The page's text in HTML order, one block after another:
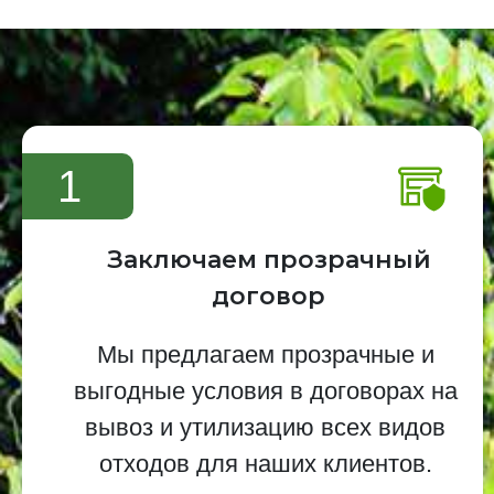
1
Заключаем прозрачный
договор
Мы предлагаем прозрачные и
выгодные условия в договорах на
вывоз и утилизацию всех видов
отходов для наших клиентов.